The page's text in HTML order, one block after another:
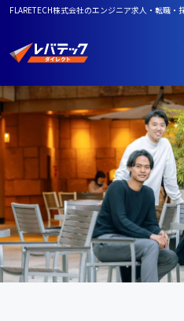
FLARETECH株式会社のエンジニア求人・転職